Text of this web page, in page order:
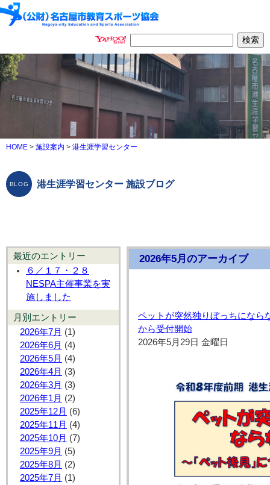
HOME > 施設案内 > 港生涯学習センター
港生涯学習センター 施設ブログ
最近のエントリー
６／１７・２８
NESPA主催事業を実
施しました
月別エントリー
2026年7月 (1)
2026年6月 (4)
2026年5月 (4)
2026年4月 (3)
2026年3月 (3)
2026年1月 (2)
2025年12月 (6)
2025年11月 (4)
2025年10月 (7)
2025年9月 (5)
2025年8月 (2)
2025年7月 (1)
2026年5月のアーカイブ
ペットが突然独りぼっちにな
から受付開始
2026年5月29日 金曜日